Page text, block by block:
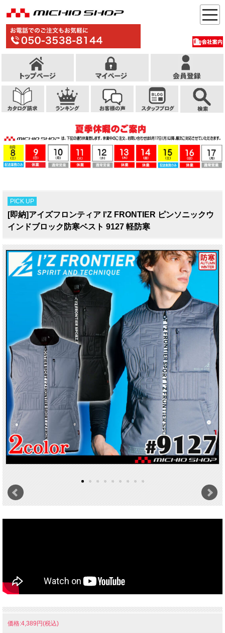
PICK UP
[即納]アイズフロンティア I'Z FRONTIER ピンソニックウ
インドブロック防寒ベスト 9127 軽防寒
価格:4,389円(税込)